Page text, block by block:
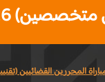
2026
المحررين القضائيين